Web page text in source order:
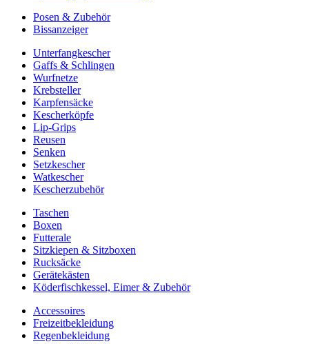
Posen & Zubehör
Bissanzeiger
Unterfangkescher
Gaffs & Schlingen
Wurfnetze
Krebsteller
Karpfensäcke
Kescherköpfe
Lip-Grips
Reusen
Senken
Setzkescher
Watkescher
Kescherzubehör
Taschen
Boxen
Futterale
Sitzkiepen & Sitzboxen
Rucksäcke
Gerätekästen
Köderfischkessel, Eimer & Zubehör
Accessoires
Freizeitbekleidung
Regenbekleidung